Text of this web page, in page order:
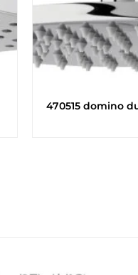
470515 domino